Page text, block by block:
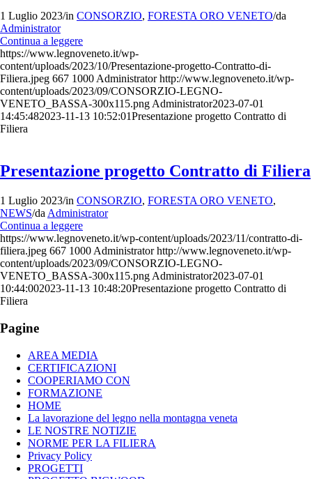
1 Luglio 2023/in CONSORZIO, FORESTA ORO VENETO/da
Administrator
Continua a leggere
https://www.legnoveneto.it/wp-
content/uploads/2023/10/Presentazione-progetto-Contratto-di-
Filiera.jpeg 667 1000 Administrator http://www.legnoveneto.it/wp-
content/uploads/2023/09/CONSORZIO-LEGNO-
VENETO_BASSA-300x115.png Administrator2023-07-01
14:45:482023-11-13 10:52:01Presentazione progetto Contratto di
Filiera
Presentazione progetto Contratto di Filiera
1 Luglio 2023/in CONSORZIO, FORESTA ORO VENETO,
NEWS/da Administrator
Continua a leggere
https://www.legnoveneto.it/wp-content/uploads/2023/11/contratto-di-
filiera.jpeg 667 1000 Administrator http://www.legnoveneto.it/wp-
content/uploads/2023/09/CONSORZIO-LEGNO-
VENETO_BASSA-300x115.png Administrator2023-07-01
10:44:002023-11-13 10:48:20Presentazione progetto Contratto di
Filiera
Pagine
AREA MEDIA
CERTIFICAZIONI
COOPERIAMO CON
FORMAZIONE
HOME
La lavorazione del legno nella montagna veneta
LE NOSTRE NOTIZIE
NORME PER LA FILIERA
Privacy Policy
PROGETTI